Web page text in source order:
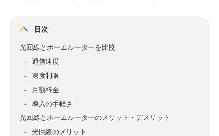
目次
光回線とホームルーターを比較
通信速度
速度制限
月額料金
導入の手軽さ
光回線とホームルーターのメリット・デメリット
光回線のメリット